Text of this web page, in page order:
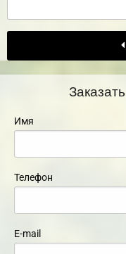
Имя
Телефон
E-mail